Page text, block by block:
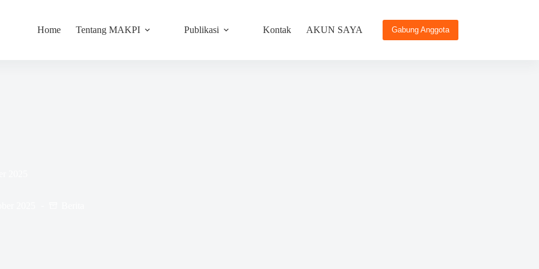
Home Tentang MAKPI Publikasi Kontak AKUN SAYA Gabung Anggota